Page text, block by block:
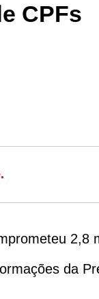
CPFs
2,8
da